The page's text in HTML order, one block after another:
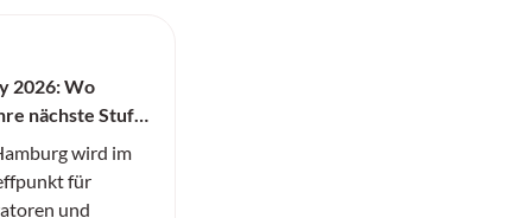
2026: Wo
nächste Stufe
wird im
für
und